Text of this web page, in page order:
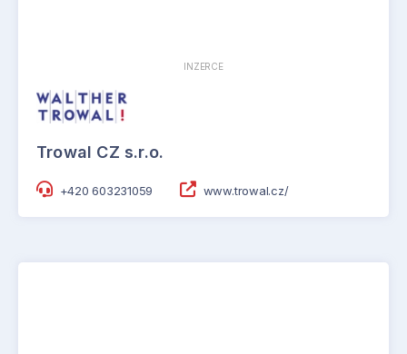
INZERCE
Trowal CZ s.r.o.
+420 603231059 www.trowal.cz/